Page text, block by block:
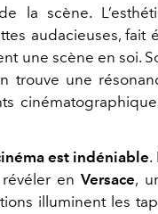
la scène.
audacieuses, fait
une scène en soi.
trouve une
est indéniable.
révéler enVersace,
illuminent les